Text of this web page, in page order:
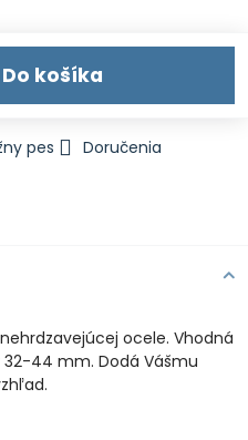
Do košíka
pes
Doručenia
ocele. Vhodná
44 mm. Dodá Vášmu